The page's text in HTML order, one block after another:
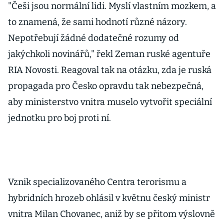
"Češi jsou normální lidi. Myslí vlastním mozkem, a
to znamená, že sami hodnotí různé názory.
Nepotřebují žádné dodatečné rozumy od
jakýchkoli novinářů," řekl Zeman ruské agentuře
RIA Novosti. Reagoval tak na otázku, zda je ruská
propagada pro Česko opravdu tak nebezpečná,
aby ministerstvo vnitra muselo vytvořit speciální
jednotku pro boj proti ní.
Vznik specializovaného Centra terorismu a
hybridních hrozeb ohlásil v květnu český ministr
vnitra Milan Chovanec, aniž by se přitom výslovně